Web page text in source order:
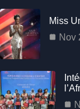
Miss
Nov